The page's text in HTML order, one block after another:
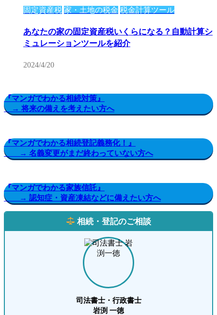
固定資産税 家・土地の税金 税金計算ツール
あなたの家の固定資産税いくらになる？自動計算シ
ミュレーションツールを紹介
2024/4/20
『マンガでわかる相続対策』
→ 将来の備えを考えたい方へ
『マンガでわかる相続登記義務化！』
→ 名義変更がまだ終わっていない方へ
『マンガでわかる家族信託』
→ 認知症・資産凍結などに備えたい方へ
相続・登記のご相談
司法書士・行政書士
岩渕 一徳